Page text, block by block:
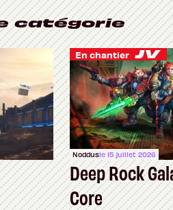
catégorie
En chantier
Noddusle 15 juillet 2026
Deep Rock
Core